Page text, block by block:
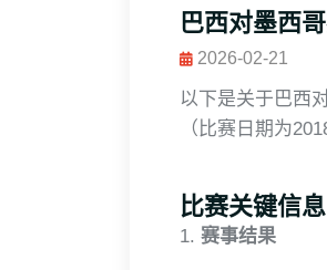
巴西对墨西
2026-02-21
以下是关于巴西
（比赛日期为
比赛关键信息
1. 赛事结果